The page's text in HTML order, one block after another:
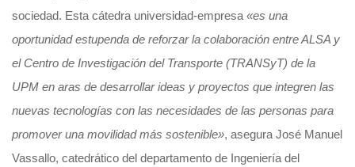
sociedad. Esta cátedra universidad-empresa «es una
oportunidad estupenda de reforzar la colaboración entre ALSA y
el Centro de Investigación del Transporte (TRANSyT) de la
UPM en aras de desarrollar ideas y proyectos que integren las
nuevas tecnologías con las necesidades de las personas para
promover una movilidad más sostenible», asegura José Manuel
Vassallo, catedrático del departamento de Ingeniería del